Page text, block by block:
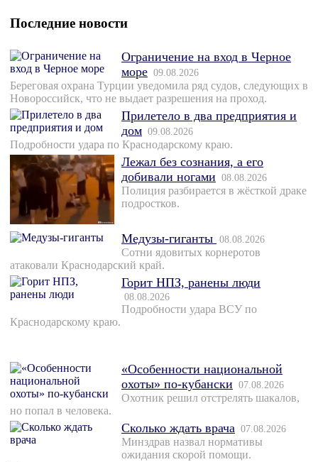
Последние новости
Ограничение на вход в Черное
море 09.08.2026
Береговая охрана Турции уведомила ряд судов, следующих в
Новороссийск, что не выдает разрешения на проход.
Прилетело в два предприятия и
дом 09.08.2026
Подробности удара по Краснодарскому краю.
Лежал без сознания, а его
добивали ногами 08.08.2026
Полиция разбирается в жёсткой драке
подростков.
Медузы-гиганты 08.08.2026
Сотни ядовитых корнеротов
атаковали Краснодарский край.
Горит НПЗ, ранены люди
08.08.2026
Подробности удара ВСУ по
Краснодарскому краю.
«Особенности национальной
охоты» по-кубански 07.08.2026
Охотник решил отстрелять шакалов,
но попал в человека.
Сколько ждать врача 07.08.2026
Минздрав назвал нормативы
ожидания скорой помощи.